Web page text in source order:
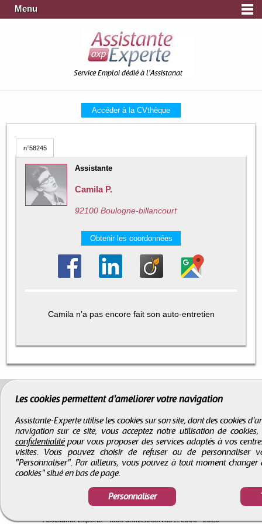
Menu
Service Emploi dédié à l'Assistanat
Accéder à la CVthèque
n°58245
Assistante
Camila P.
92100 Boulogne-billancourt
Obtenir les coordonnées
Camila n'a pas encore fait son auto-entretien
-Infos légales-Droits d'auteur
Assistante-Experte- Tous droits réservés © 2000 - 2026
Les cookies permettent d'améliorer votre navigation
Assistante-Experte utilise les cookies sur son site, dont des cookies
navigation sur ce site, vous acceptez notre utilisation de
confidentialitépour vous proposer des services adaptés à vos
visites. Vous pouvez choisir de refuser ou de
"Personnaliser". Par ailleurs, vous pouvez à tout moment
cookies" situé en bas de page.
Personnaliser